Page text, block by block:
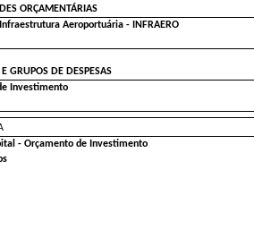
ORÇAMENTÁRIAS
Aeroportuária - INFRAERO
GRUPOS DE DESPESAS
Investimento
- Orçamento de Investimento